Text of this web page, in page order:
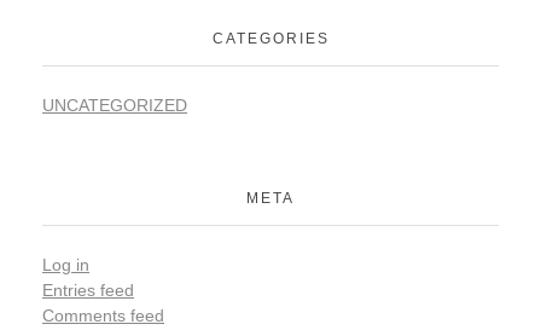
CATEGORIES
UNCATEGORIZED
META
Log in
Entries feed
Comments feed